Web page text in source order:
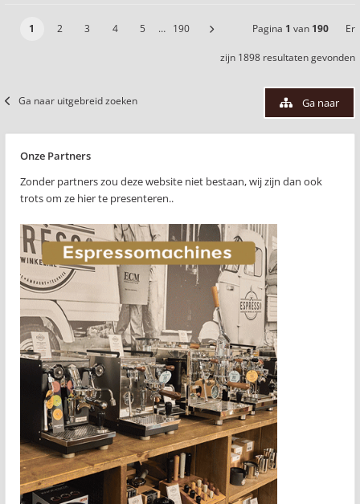
1 2 3 4 5 … 190 Pagina 1 van 190 Er
zijn 1898 resultaten gevonden
Ga naar uitgebreid zoeken Ga naar
Onze Partners
Zonder partners zou deze website niet bestaan, wij zijn dan ook
trots om ze hier te presenteren..